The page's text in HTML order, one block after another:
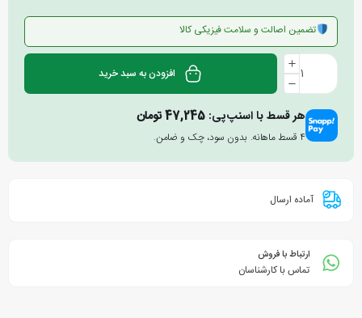
تضمین اصالت و سلامت فیزیکی کالا
افزودن به سبد خرید
هر قسط با اسنپ‌پی: 47,245تومان
۴ قسط ماهانه. بدون سود، چک و ضامن.
آماده ارسال
ارتباط با فروش
تماس با کارشناسان